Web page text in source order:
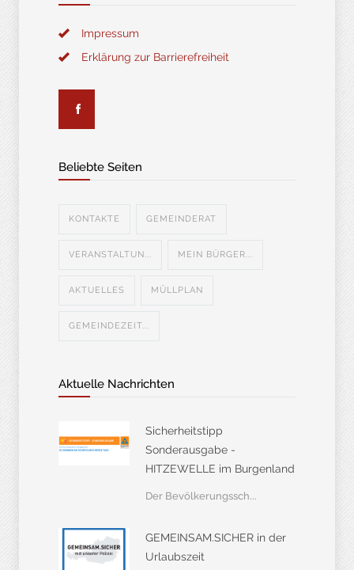
Impressum
Erklärung zur Barrierefreiheit
Beliebte Seiten
KONTAKTE GEMEINDERAT
VERANSTALTUN... MEIN BÜRGER...
AKTUELLES MÜLLPLAN
GEMEINDEZEIT...
Aktuelle Nachrichten
Sicherheitstipp
Sonderausgabe -
HITZEWELLE im Burgenland
Der Bevölkerungssch...
GEMEINSAM.SICHER in der
Urlaubszeit